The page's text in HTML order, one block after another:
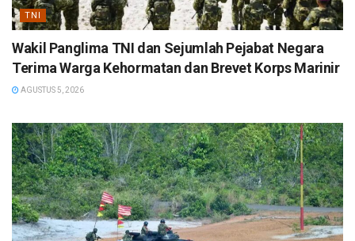
TNI
Wakil Panglima TNI dan Sejumlah Pejabat Negara
Terima Warga Kehormatan dan Brevet Korps Marinir
AGUSTUS 5, 2026